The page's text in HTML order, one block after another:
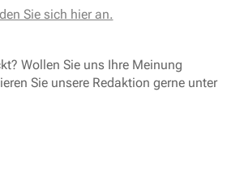
Sie sich hier an.
Wollen Sie uns Ihre Meinung
Sie unsere Redaktion gerne unter